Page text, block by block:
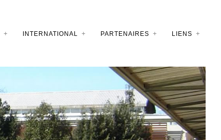
INTERNATIONAL PARTENAIRES LIENS